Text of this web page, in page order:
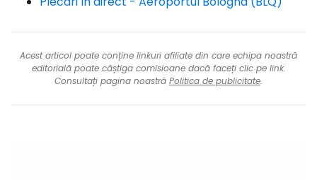
Acest articol poate conține linkuri afiliate din care echipa noastră
editorială poate câștiga comisioane dacă faceți clic pe link.
Consultați pagina noastră Politica de publicitate.